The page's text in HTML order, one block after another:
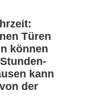
Türen
können
kann
der